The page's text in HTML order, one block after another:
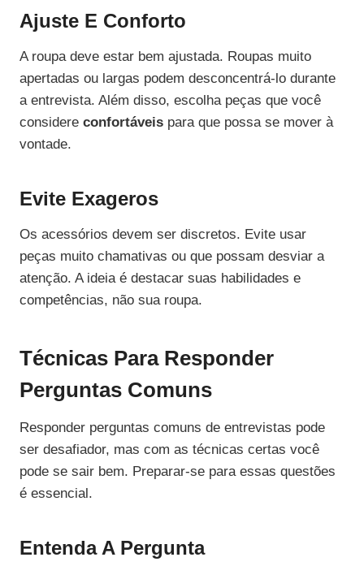
Ajuste E Conforto
A roupa deve estar bem ajustada. Roupas muito
apertadas ou largas podem desconcentrá-lo durante
a entrevista. Além disso, escolha peças que você
considere confortáveis para que possa se mover à
vontade.
Evite Exageros
Os acessórios devem ser discretos. Evite usar
peças muito chamativas ou que possam desviar a
atenção. A ideia é destacar suas habilidades e
competências, não sua roupa.
Técnicas Para Responder
Perguntas Comuns
Responder perguntas comuns de entrevistas pode
ser desafiador, mas com as técnicas certas você
pode se sair bem. Preparar-se para essas questões
é essencial.
Entenda A Pergunta